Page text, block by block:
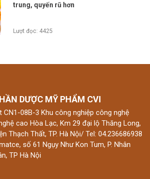
trung, quyến rũ hơn
Lượt đọc: 4425
DƯỢC MỸ PHẨM CVI
CN1-08B-3 Khu công nghiệp công nghệ
cao Hòa Lạc, Km 29 đại lộ Thăng Long,
Thạch Thất, TP. Hà Nội/ Tel: 04.236686938
số 61 Ngụy Như Kon Tum, P. Nhân
TP Hà Nội